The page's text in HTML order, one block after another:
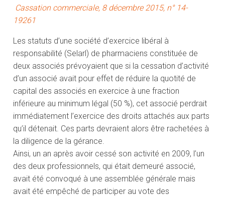
Cassation commerciale, 8 décembre 2015, n° 14-
19261
Les statuts d’une société d’exercice libéral à
responsabilité (Selarl) de pharmaciens constituée de
deux associés prévoyaient que si la cessation d’activité
d’un associé avait pour effet de réduire la quotité de
capital des associés en exercice à une fraction
inférieure au minimum légal (50 %), cet associé perdrait
immédiatement l’exercice des droits attachés aux parts
qu’il détenait. Ces parts devraient alors être rachetées à
la diligence de la gérance.
Ainsi, un an après avoir cessé son activité en 2009, l’un
des deux professionnels, qui était demeuré associé,
avait été convoqué à une assemblée générale mais
avait été empêché de participer au vote des